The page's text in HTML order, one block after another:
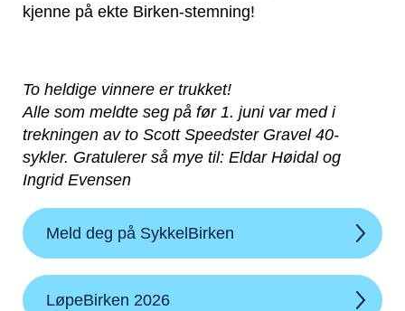
kjenne på ekte Birken-stemning!
To heldige vinnere er trukket!
Alle som meldte seg på før 1. juni var med i
trekningen av to Scott Speedster Gravel 40-
sykler. Gratulerer så mye til: Eldar Høidal og
Ingrid Evensen
Meld deg på SykkelBirken
LøpeBirken 2026